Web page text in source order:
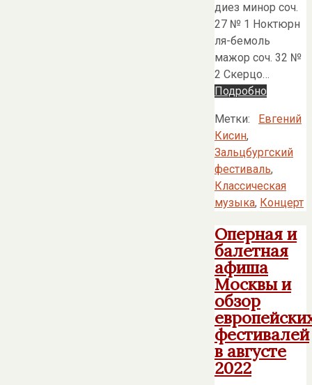
диез минор соч.
27 № 1 Ноктюрн
ля-бемоль
мажор соч. 32 №
2 Скерцо…
Подробно
Метки:
Евгений
Кисин,
Зальцбургский
фестиваль,
Классическая
музыка, Концерт
Оперная и
балетная
афиша
Москвы и
обзор
фестивалей
в августе
2022